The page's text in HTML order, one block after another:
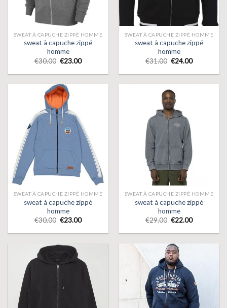
SWEAT À CAPUCHE ZIPPÉ HOMME
sweat à capuche zippé
homme
€30.00 €23.00
SWEAT À CAPUCHE ZIPPÉ HOMME
sweat à capuche zippé
homme
€31.00 €24.00
SWEAT À CAPUCHE ZIPPÉ HOMME
sweat à capuche zippé
homme
€30.00 €23.00
SWEAT À CAPUCHE ZIPPÉ HOMME
sweat à capuche zippé
homme
€29.00 €22.00